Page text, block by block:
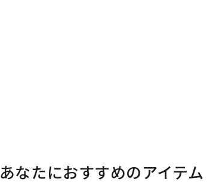
あなたにおすすめのアイテム